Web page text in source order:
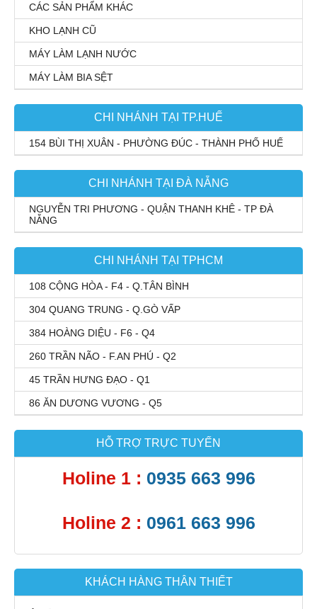
CÁC SẢN PHẨM KHÁC
KHO LẠNH CŨ
MÁY LÀM LẠNH NƯỚC
MÁY LÀM BIA SỆT
CHI NHÁNH TẠI TP.HUẾ
154 BÙI THỊ XUÂN - PHƯỜNG ĐÚC - THÀNH PHỐ HUẾ
CHI NHÁNH TẠI ĐÀ NẴNG
NGUYỄN TRI PHƯƠNG - QUẬN THANH KHÊ - TP ĐÀ
NẴNG
CHI NHÁNH TẠI TPHCM
108 CỘNG HÒA - F4 - Q.TÂN BÌNH
304 QUANG TRUNG - Q.GÒ VẤP
384 HOÀNG DIỆU - F6 - Q4
260 TRẦN NÃO - F.AN PHÚ - Q2
45 TRẦN HƯNG ĐẠO - Q1
86 ĂN DƯƠNG VƯƠNG - Q5
HỖ TRỢ TRỰC TUYẾN
Holine 1 : 0935 663 996
Holine 2 : 0961 663 996
KHÁCH HÀNG THÂN THIẾT